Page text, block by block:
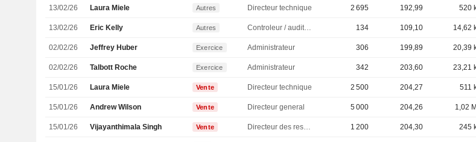
13/02/26 Laura Miele Autres Directeur technique 2 695 192,99 520
13/02/26 Eric Kelly Autres Controleur / auditeur 134 109,10 14,62
02/02/26 Jeffrey Huber Exercice Administrateur 306 199,89 20,39
02/02/26 Talbott Roche Exercice Administrateur 342 203,60 23,21
15/01/26 Laura Miele Vente Directeur technique 2 500 204,27 511
15/01/26 Andrew Wilson Vente Directeur general 5 000 204,26 1,02 M
15/01/26 Vijayanthimala Singh Vente Directeur des ressources humaines 1 200 204,30 245